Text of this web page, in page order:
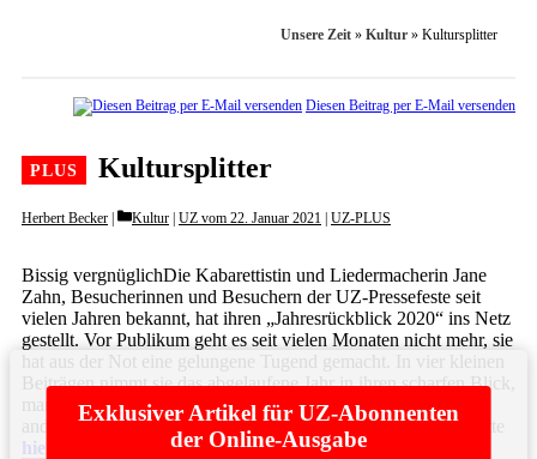
Unsere Zeit » Kultur » Kultursplitter
Diesen Beitrag per E-Mail versenden
Kultursplitter
Herbert Becker Categories
Kultur UZ vom 22. Januar 2021 UZ-PLUS
Bissig vergnüglichDie Kabarettistin und Liedermacherin Jane
Zahn, Besucherinnen und Besuchern der UZ-Pressefeste seit
vielen Jahren bekannt, hat ihren „Jahresrückblick 2020“ ins Netz
gestellt. Vor Publikum geht es seit vielen Monaten nicht mehr, sie
hat aus der Not eine gelungene Tugend gemacht. In vier kleinen
Beiträgen nimmt sie das abgelaufene Jahr in ihren scharfen Blick,
mancher Text, manches Lied sind schon sarkastisch bitter, bei
anderen scheint die Hoffnung auf solidarisches Handeln ... Bitte
hier
Exklusiver Artikel für UZ-Abonnenten
der Online-Ausgabe